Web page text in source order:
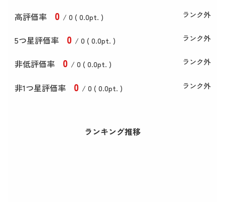
高評価率 0 / 0 ( 0.0pt. ) ランク外
5つ星評価率 0 / 0 ( 0.0pt. ) ランク外
非低評価率 0 / 0 ( 0.0pt. ) ランク外
非1つ星評価率 0 / 0 ( 0.0pt. ) ランク外
ランキング推移